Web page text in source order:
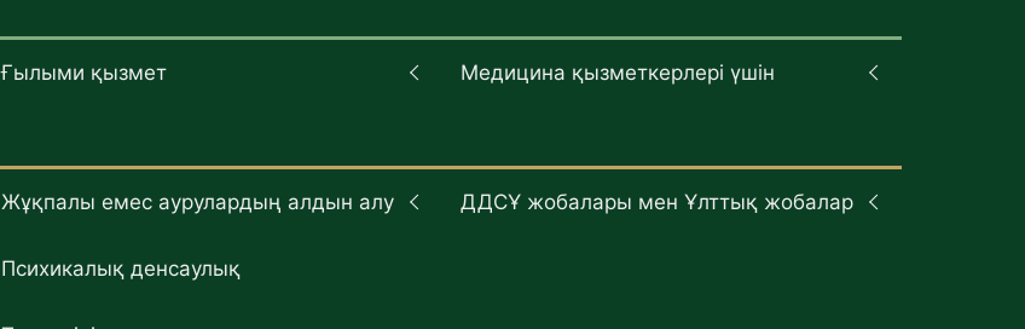
Ғылыми қызмет Медицина қызметкерлері үшін
Жұқпалы емес аурулардың алдын алу
Психикалық денсаулық
ДДСҰ жобалары мен Ұлттық жобалар